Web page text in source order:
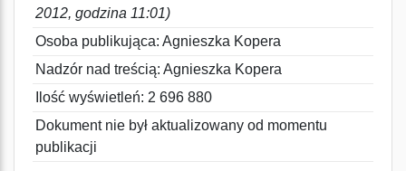
2012, godzina 11:01)
Osoba publikująca: Agnieszka Kopera
Nadzór nad treścią: Agnieszka Kopera
Ilość wyświetleń: 2 696 880
Dokument nie był aktualizowany od momentu
publikacji